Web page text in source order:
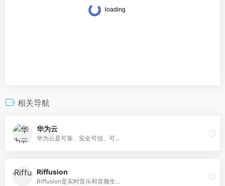
相关导航
华为云
华为云是可靠、安全可信、可...
Riffusion
Riffusion是实时音乐和音频生...